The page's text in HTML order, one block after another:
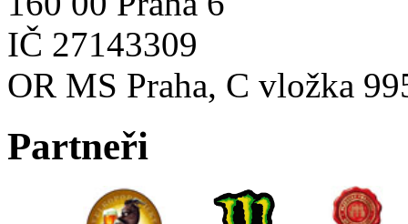
IČ 27143309
OR MS Praha, C vložka
Partneři